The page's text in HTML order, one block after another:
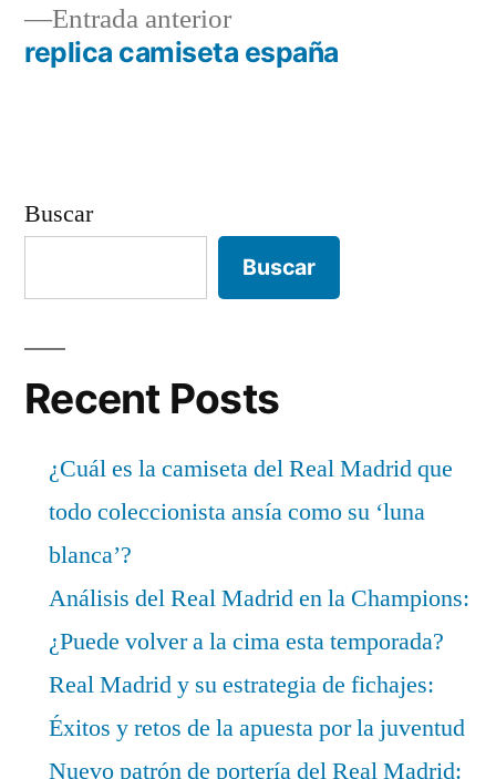
entradas
Entrada anteriorEntrada
anterior:
replica camiseta españa
Buscar
Buscar
Recent Posts
¿Cuál es la camiseta del Real Madrid que
todo coleccionista ansía como su ‘luna
blanca’?
Análisis del Real Madrid en la Champions:
¿Puede volver a la cima esta temporada?
Real Madrid y su estrategia de fichajes:
Éxitos y retos de la apuesta por la juventud
Nuevo patrón de portería del Real Madrid: